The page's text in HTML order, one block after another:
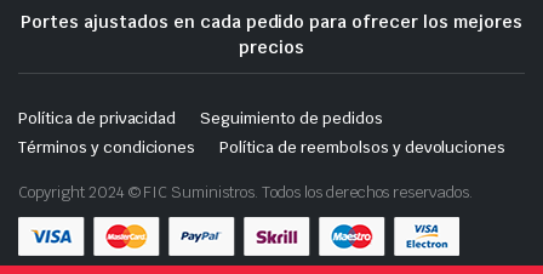
Portes ajustados en cada pedido para ofrecer los mejores
precios
Política de privacidad
Seguimiento de pedidos
Términos y condiciones
Política de reembolsos y devoluciones
Copyright 2024 © FIC Suministros. Todos los derechos reservados.